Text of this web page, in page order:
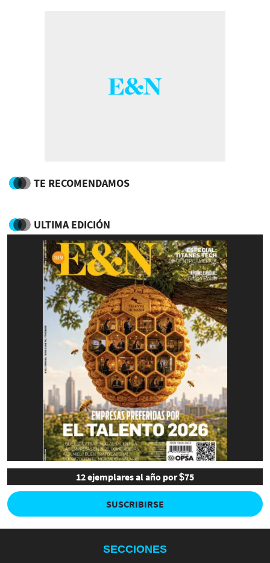
TE RECOMENDAMOS
ULTIMA EDICIÓN
12 ejemplares al año por $75
SUSCRIBIRSE
SECCIONES